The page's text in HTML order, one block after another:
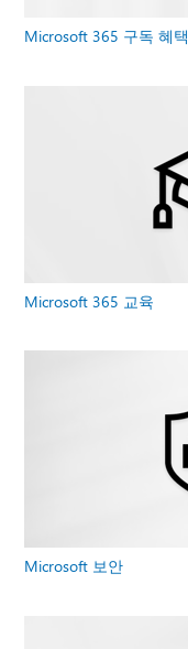
Microsoft 365 구독 혜택
Microsoft 365 교육
Microsoft 보안